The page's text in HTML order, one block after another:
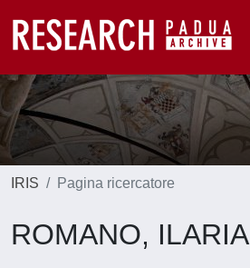
IRIS Pagina ricercatore
ROMANO, ILARIA